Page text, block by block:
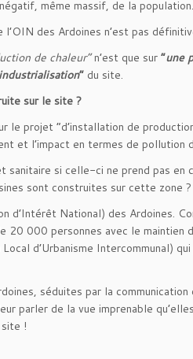
même massif, de la population.
des Ardoines n’est pas
de chaleur”n’est que sur “une
” du site.
sur le site ?
projet “d’installation de
et l’impact en termes de pollution
sanitaire si celle-ci ne prend pas
sont construites sur cette zone ?
d’Intérêt National) des Ardoines.
20 000 personnes avec le maintien
d’Urbanisme Intercommunal)
séduites par la communication
parler de la vue imprenable
!